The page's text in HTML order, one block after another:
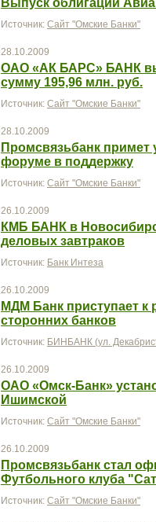
Выпуск облигаций
Источник: Сайт "Омские Банки"
28.10.2009
ОАО «АК БАРС» БАНК
сумму 195,96 млн. руб.
Источник: Сайт "Омские Банки"
28.10.2009
Промсвязьбанк примет
форуме в поддержку
Источник: Сайт "Омские Банки"
26.10.2009
КМБ БАНК в
деловых завтраков
Источник: Банк Интеза
26.10.2009
МДМ Банк приступает
сторонних банков
Источник: БИНБАНК (ул.
26.10.2009
ОАО «Омск-Банк»
Ишимской
Источник: Сайт "Омские Банки"
26.10.2009
Промсвязьбанк стал
Футбольного клуба
Источник: Сайт "Омские Банки"